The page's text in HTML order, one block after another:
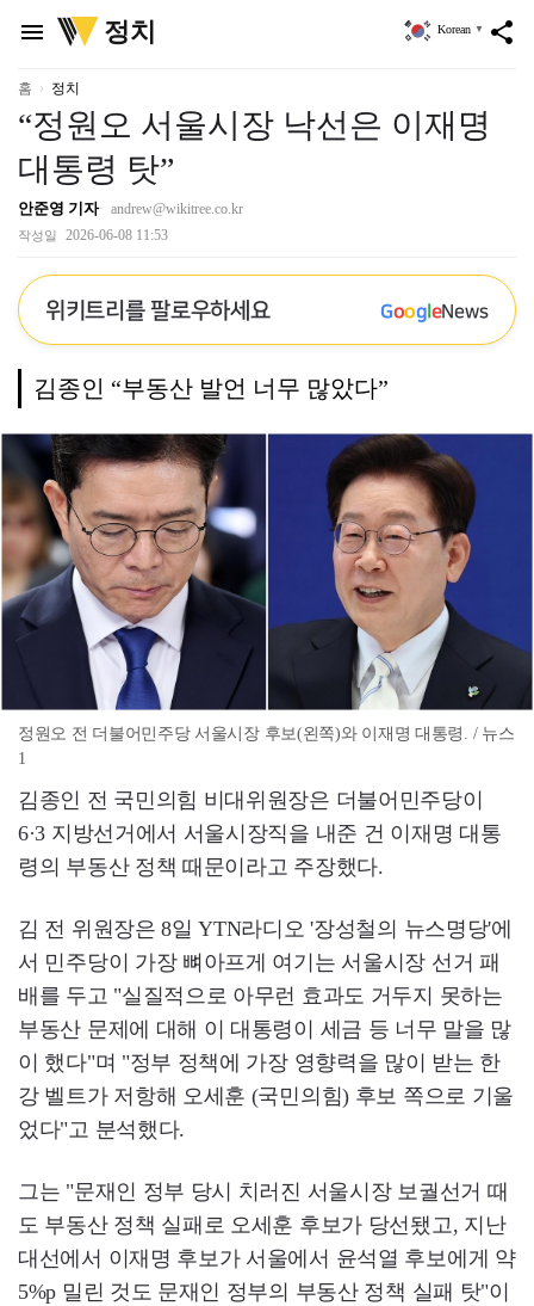
menu
위
키
정치 share
Korean ▼
홈 정치
“정원오 서울시장 낙선은 이재명
대통령 탓”
안준영 기자 andrew@wikitree.co.kr
작성일 2026-06-08 11:53
위키트리를 팔로우하세요 GoogleNews
김종인 “부동산 발언 너무 많았다”
정원오 전 더불어민주당 서울시장 후보(왼쪽)와 이재명 대통령. / 뉴스
1
김종인 전 국민의힘 비대위원장은 더불어민주당이
6·3 지방선거에서 서울시장직을 내준 건 이재명 대통
령의 부동산 정책 때문이라고 주장했다.
김 전 위원장은 8일 YTN라디오 '장성철의 뉴스명당'에
서 민주당이 가장 뼈아프게 여기는 서울시장 선거 패
배를 두고 "실질적으로 아무런 효과도 거두지 못하는
부동산 문제에 대해 이 대통령이 세금 등 너무 말을 많
이 했다"며 "정부 정책에 가장 영향력을 많이 받는 한
강 벨트가 저항해 오세훈 (국민의힘) 후보 쪽으로 기울
었다"고 분석했다.
그는 "문재인 정부 당시 치러진 서울시장 보궐선거 때
도 부동산 정책 실패로 오세훈 후보가 당선됐고, 지난
대선에서 이재명 후보가 서울에서 윤석열 후보에게 약
5%p 밀린 것도 문재인 정부의 부동산 정책 실패 탓"이